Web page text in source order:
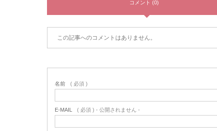
コメント (0)
この記事へのコメントはありません。
名前 ( 必須 )
E-MAIL ( 必須 ) - 公開されません -